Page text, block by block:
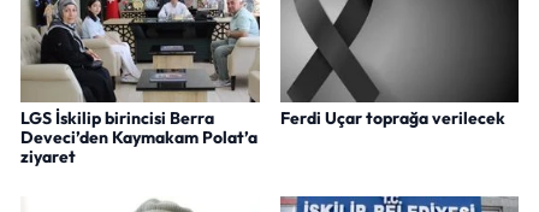
LGS İskilip birincisi Berra
Deveci’den Kaymakam Polat’a
ziyaret
Ferdi Uçar toprağa verilecek